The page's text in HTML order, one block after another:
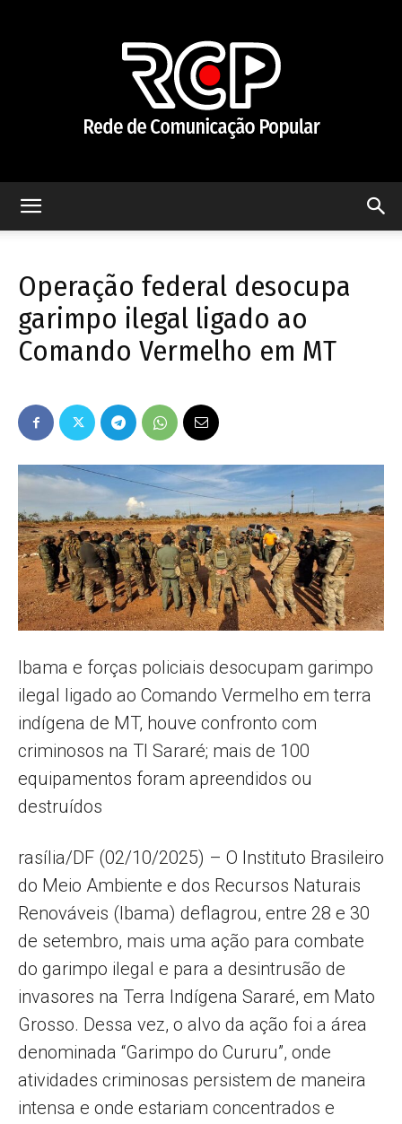
Popular
–
AL
Operação federal desocupa
garimpo ilegal ligado ao
Comando Vermelho em MT
Ibama e forças policiais desocupam garimpo
ilegal ligado ao Comando Vermelho em terra
indígena de MT, houve confronto com
criminosos na TI Sararé; mais de 100
equipamentos foram apreendidos ou
destruídos
rasília/DF (02/10/2025) – O Instituto Brasileiro
do Meio Ambiente e dos Recursos Naturais
Renováveis (Ibama) deflagrou, entre 28 e 30
de setembro, mais uma ação para combate
do garimpo ilegal e para a desintrusão de
invasores na Terra Indígena Sararé, em Mato
Grosso. Dessa vez, o alvo da ação foi a área
denominada “Garimpo do Cururu”, onde
atividades criminosas persistem de maneira
intensa e onde estariam concentrados e